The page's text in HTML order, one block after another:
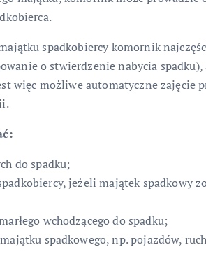
spadkobiercy komornik
o stwierdzenie nabycia
więc możliwe automatyczne zajęcie
do spadku;
jeżeli majątek spadkowy
wchodzącego do spadku;
spadkowego, np. pojazdów,